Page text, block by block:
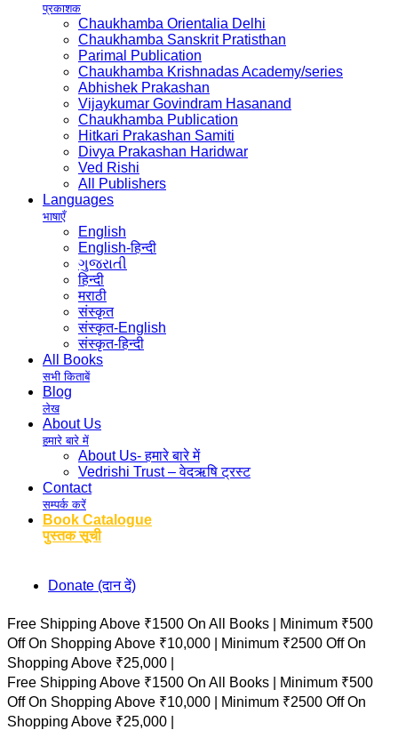
प्रकाशक
Chaukhamba Orientalia Delhi
Chaukhamba Sanskrit Pratisthan
Parimal Publication
Chaukhamba Krishnadas Academy/series
Abhishek Prakashan
Vijaykumar Govindram Hasanand
Chaukhamba Publication
Hitkari Prakashan Samiti
Divya Prakashan Haridwar
Ved Rishi
All Publishers
Languages
भाषाएँ
English
English-हिन्दी
ગુજરાતી
हिन्दी
मराठी
संस्कृत
संस्कृत-English
संस्कृत-हिन्दी
All Books
सभी किताबें
Blog
लेख
About Us
हमारे बारे में
About Us- हमारे बारे में
Vedrishi Trust – वेदऋषि ट्रस्ट
Contact
सम्पर्क करें
Book Catalogue
पुस्तक सूची
Donate (दान दें)
Free Shipping Above ₹1500 On All Books |
Minimum ₹500
Off On Shopping Above ₹10,000 |
Minimum ₹2500 Off On
Shopping Above ₹25,000 |
Free Shipping Above ₹1500 On All Books |
Minimum ₹500
Off On Shopping Above ₹10,000 |
Minimum ₹2500 Off On
Shopping Above ₹25,000 |